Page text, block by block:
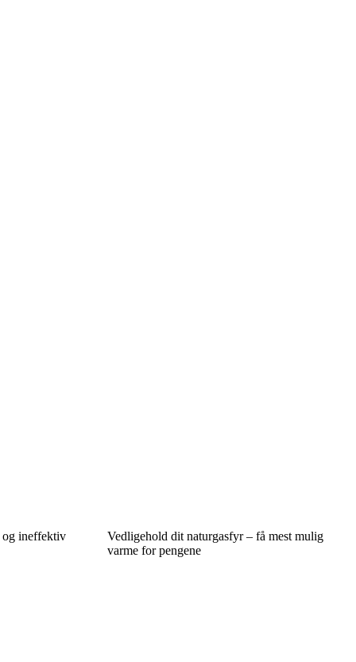
og ineffektiv
Vedligehold dit naturgasfyr – få mest mulig
varme for pengene